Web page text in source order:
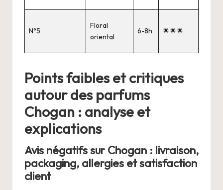
N°5
Floral
oriental
6-8h 🌟🌟🌟
Points faibles et critiques
autour des parfums
Chogan : analyse et
explications
Avis négatifs sur Chogan : livraison,
packaging, allergies et satisfaction
client